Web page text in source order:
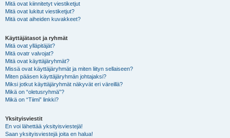
Mitä ovat kiinnitetyt viestiketjut
Mitä ovat lukitut viestiketjut?
Mitä ovat aiheiden kuvakkeet?
Käyttäjätasot ja ryhmät
Mitä ovat ylläpitäjät?
Mitä ovatr valvojat?
Mitä ovat käyttäjäryhmät?
Missä ovat käyttäjäryhmät ja miten liityn sellaiseen?
Miten pääsen käyttäjäryhmän johtajaksi?
Miksi jotkut käyttäjäryhmät näkyvät eri väreillä?
Mikä on “oletusryhmä”?
Mikä on “Tiimi” linkki?
Yksityisviestit
En voi lähettää yksityisviestejä!
Saan yksityisviestejä joita en halua!